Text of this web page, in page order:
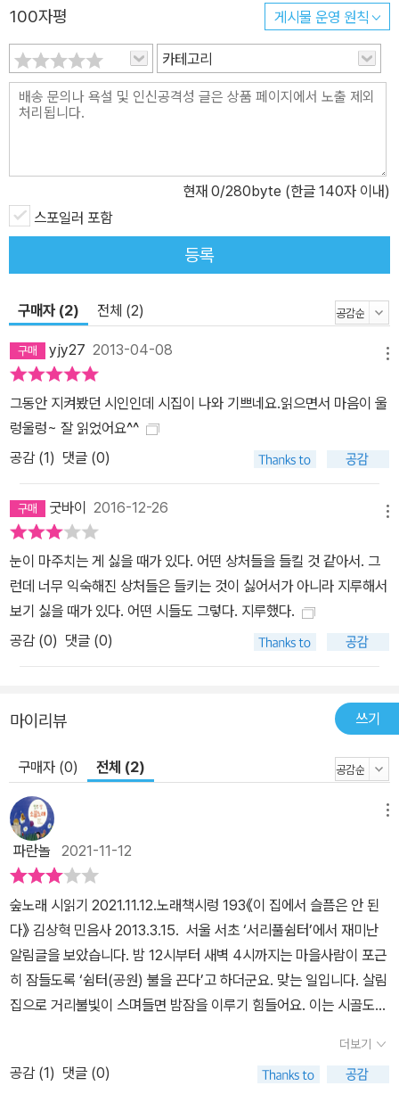
빛 속엔 온통 팔짱을 끼고 걷는 연습하는 남녀들/ 이 성기는 만지지
않는다, 죽은 자를 슬퍼하는 자의/ 혹은 변소에 앉아 죽은 자에게 말
을 거는 자의 오래된 곳에는 손대지 않는다.”(「사육제로 향하는 밤」)
허리에 밧줄을 묶은 아이들과 피를 흘리는 개가 돌아다니는 마을의
풍경은 살육과 폭력이라는 이 시집의 토대를 전형적으로 보여 준다.
무의미하다. 나는 여기와 저기, 안쪽과 바깥을 구별 지음으로써 존재
하는 것이 아니기 때문이다. 김상혁의 언어는 어떤 경계를 만드는 것
이 아니라, 경계선 위에서 그 경계를 지우며 ‘나’를, ‘세계’를 무한히
확대해 나간다. 김상혁은 정체성에 관한 인상 깊은 시편들을 보여 준
여러 갈래로 나뉜 자아들이 끊임없이 배회한다. “내가 죽도록 훔쳐보
대한 은밀한 관음증의 시선을 집요하게 보여 준다. ‘나’는 밀폐된 시공
간 속에 숨어 있지만 동시에 일탈과 질주의 욕망을 지니고 있다. 그의
시가 고통스러운 내적 풍경을 다루면서도 경쾌한 리듬을 지닌 것은
그 모순된 욕망에서 비롯된 듯하다. 내가 죽도록 훔쳐보고 싶은 건 바
로 나예요 자기 표정은 자신에게 가장 은밀해요 원치 않는 시점부터
나는 순차적으로 홀홀히 눌어붙어 있네요 아버지가 만삭 어머니 배를
차고 떠났을 때 난 그녀 뱃속에서 나도 모를 표정을 나도 몰래 지었을
거예요 어머니가 그런 아버지 코를 닮은 내 매부리코를 매일 들어 올
려 돼지코를 만들 때도 그러다가 후레자식은 어쩔 수 없다며 왼손으
로 내 머릴 후려칠 때도 나는 징그럽게 투명한 표정을 지었을 거예요
여자에게 술을 먹이고 나를 그녀 안으로 들이밀었을 때도 다음 날 그
왼손잡이 여자에게 뺨을 맞았을 때도 내가 궁금해한 건 그 순간을 겪
먼 피핑톰(peeping tom)이 소돔 소금기둥이 돼도 좋아요 거기, 거
울을 들이밀지 마세요 표정은 보려는 순간 간섭이 생겨요 맑게 훔쳐
보지 않는 한 ―「정체」 “아버지 코를 닮은 내 매부리코”는 내가 아버
지의 아들임을 증명하며, 어머니를 떠난 아버지와 동일시된다. 그러
므로 어머니가 “왼손으로 내 머릴 후려”치는 대상은 자신을 떠난 아
버지이며, 내가 “나를 그녀 안으로 들이밀었”던 왼손잡이 여자는 왼
손으로 나의 뺨을 때리는 어머니이다. 이렇게 「정체」에서 어머니와 여
자, 아버지와 나는 동일한 사람이다. 여기서 주목해야 할 것은 그 모든
장면을 지켜보는 ‘나’이다. 아버지가 만삭 어머니의 배를 차고 떠날
때, 어머니가 나/아버지를 때릴 때, 내가 여자/어머니와 섹스할 때, 어
머니/여자가 나의 뺨을 때릴 때, 바로 “그 순간을 겪는 나의 표정”이
란, 이 원초적 장면의 반복을 통해서만 나타나는 ‘나’다. “내가 죽도록
훔쳐보고 싶은 건” 바로 이러한 근원적인 ‘나’인 것이다. 김상혁의 시
소란함을 씻는 동안”(「남겨질 여자에게 남김?), “이렇게 등을 돌리고
100자평 게시물 운영 원칙
카테고리
현재 0/280byte (한글 140자 이내)
스포일러 포함
등록
구매자 (2) 전체 (2)
yjy27 2013-04-08
그동안 지켜봤던 시인인데 시집이 나와 기쁘네요.읽으면서 마음이 울
렁울렁~ 잘 읽었어요^^
공감 (1) 댓글 (0)
굿바이 2016-12-26
눈이 마주치는 게 싫을 때가 있다. 어떤 상처들을 들킬 것 같아서. 그
런데 너무 익숙해진 상처들은 들키는 것이 싫어서가 아니라 지루해서
보기 싫을 때가 있다. 어떤 시들도 그렇다. 지루했다.
공감 (0) 댓글 (0)
마이리뷰 쓰기
구매자 (0) 전체 (2)
파란놀 2021-11-12
숲노래 시읽기 2021.11.12.노래책시렁 193《이 집에서 슬픔은 안 된
다》 김상혁 민음사 2013.3.15. 서울 서초 ‘서리풀쉼터’에서 재미난
알림글을 보았습니다. 밤 12시부터 새벽 4시까지는 마을사람이 포근
히 잠들도록 ‘쉼터(공원) 불을 끈다’고 하더군요. 맞는 일입니다. 살림
집으로 거리불빛이 스며들면 밤잠을 이루기 힘들어요. 이는 시골도
고장은 얼마나 될까요? 이 대목에 마음쓸 줄 아는 벼슬아치나 글꾼은
몇이나 있을까요? 《이 집에서 슬픔은 안 된다》를 읽으면서 ‘이 집’하
더보기
공감 (1) 댓글 (0)